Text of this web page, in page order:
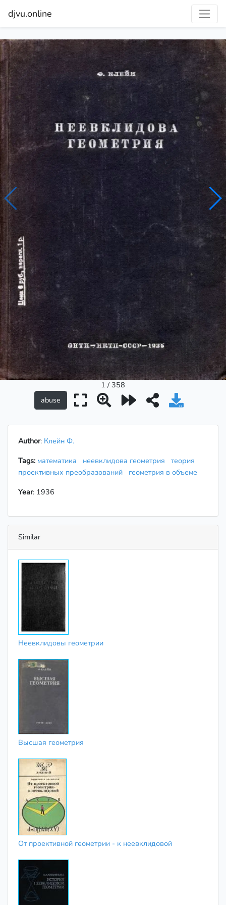
djvu.online
1 / 358
Author: Клейн Ф.
Tags: математика неевклидова геометрия
теория
проективных преобразований
геометрия в объеме
Year: 1936
Similar
Неевклидовы геометрии
Высшая геометрия
От проективной геометрии - к неевклидовой